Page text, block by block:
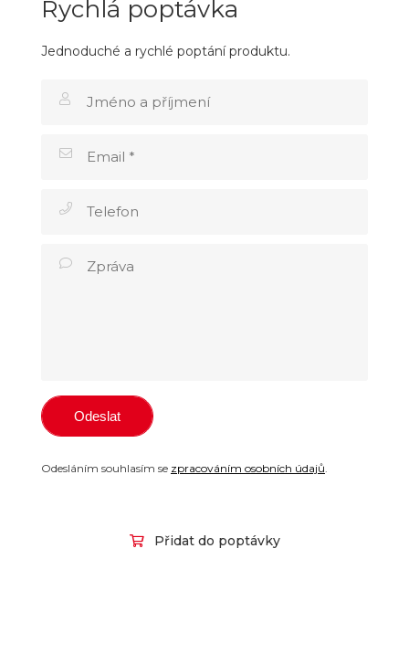
Rychlá poptávka
Jednoduché a rychlé poptání produktu.
Odesláním souhlasím se zpracováním osobních údajů.
Přidat do poptávky